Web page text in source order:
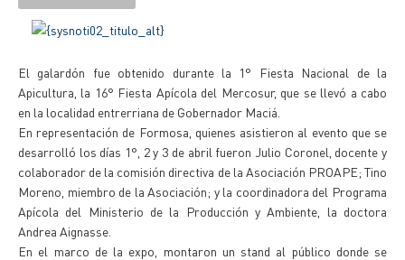
El galardón fue obtenido durante la 1° Fiesta Nacional de la
Apicultura, la 16° Fiesta Apícola del Mercosur, que se llevó a cabo
en la localidad entrerriana de Gobernador Maciá.
En representación de Formosa, quienes asistieron al evento que se
desarrolló los días 1°, 2 y 3 de abril fueron Julio Coronel, docente y
colaborador de la comisión directiva de la Asociación PROAPE; Tino
Moreno, miembro de la Asociación; y la coordinadora del Programa
Apícola del Ministerio de la Producción y Ambiente, la doctora
Andrea Aignasse.
En el marco de la expo, montaron un stand al público donde se